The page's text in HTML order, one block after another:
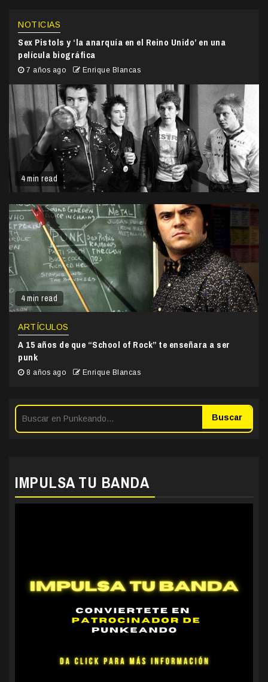
4 min read
NOTICIAS
Sex Pistols y ‘la anarquía en el Reino Unido’ en una
película biográfica
7 años ago Enrique Blancas
4 min read
ARTÍCULOS
A 15 años de que “School of Rock” te enseñara a ser
punk
8 años ago Enrique Blancas
Buscar
IMPULSA TU BANDA